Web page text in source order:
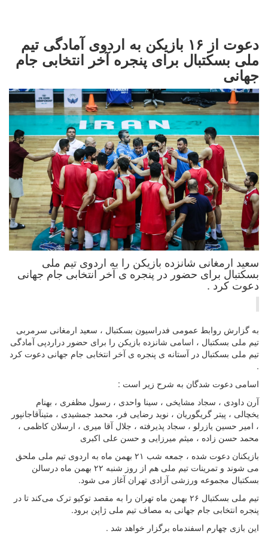
دعوت از ۱۶ بازیکن به اردوی آمادگی تیم
ملی بسکتبال برای پنجره آخر انتخابی جام
جهانی
سعید ارمغانی شانزده بازیکن را به اردوی تیم ملی
بسکتبال برای حضور در پنجره ی آخر انتخابی جام جهانی
دعوت کرد .
به گزارش روابط عمومی فدراسیون بسکتبال ، سعید ارمغانی سرمربی
تیم ملی بسکتبال ، اسامی شانزده بازیکن را برای حضور دراردپی آمادگی
تیم ملی بسکتبال در آستانه ی پنجره ی آخر انتخابی جام جهانی دعوت کرد
.
اسامی دعوت شدگان به شرح زیر است :
آرن داودی ، سجاد مشایخی ، سینا واحدی ، رسول مظفری ، بهنام
یخچالی ، پیتر گریگوریان ، نوید رضایی فر، محمد جمشیدی ، متینآقاجانپور
، امیر حسین یازرلو‌ ، سجاد پذیرفته ، جلال آقا میری ، ارسلان کاظمی ،
محمد حسن زاده ، میثم میرزایی و حسن علی اکبری
بازیکنان دعوت شده ، جمعه شب ۲۱ بهمن ماه به اردوی تیم ملی ملحق
می شوند و تمرینات تیم ملی هم از روز شنبه ۲۲ بهمن ماه درسالن
بسکتبال مجموعه ورزشی آزادی تهران آغاز می شود.
تیم ملی بسکتبال ۲۶ بهمن ماه تهران را به مقصد توکیو ترک می‌کند تا در
پنجره انتخابی جام جهانی به مصاف تیم ملی ژاپن برود.
این بازی چهارم اسفندماه برگزار خواهد شد .